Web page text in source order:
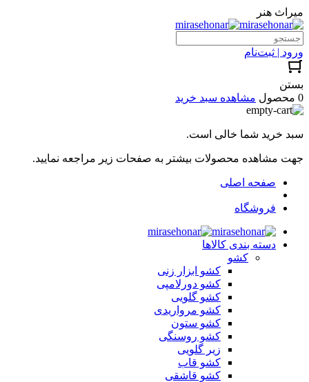
میراث هنر
ورود | ثبت‌نام
بستن
0 محصول
مشاهده سبد خرید
سبد خرید شما خالی است.
جهت مشاهده محصولات بیشتر به صفحات زیر مراجعه نمایید.
صفحه اصلی
فروشگاه
دسته بندی کالاها
کشو
کشو ابزار زنی
کشو دورلامپی
کشو گلویی
کشو مرواریدی
کشو ستون
کشو روسنگی
زیر گلویی
کشو قاب
کشو قاشقی